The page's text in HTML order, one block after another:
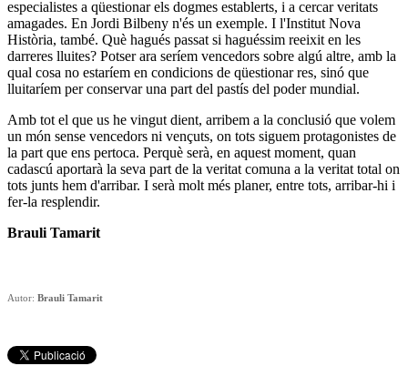
especialistes a qüestionar els dogmes establerts, i a cercar veritats
amagades. En Jordi Bilbeny n'és un exemple. I l'Institut Nova
Història, també. Què hagués passat si haguéssim reeixit en les
darreres lluites? Potser ara seríem vencedors sobre algú altre, amb la
qual cosa no estaríem en condicions de qüestionar res, sinó que
lluitaríem per conservar una part del pastís del poder mundial.
Amb tot el que us he vingut dient, arribem a la conclusió que volem
un món sense vencedors ni vençuts, on tots siguem protagonistes de
la part que ens pertoca. Perquè serà, en aquest moment, quan
cadascú aportarà la seva part de la veritat comuna a la veritat total on
tots junts hem d'arribar. I serà molt més planer, entre tots, arribar-hi i
fer-la resplendir.
Brauli Tamarit
Autor: Brauli Tamarit